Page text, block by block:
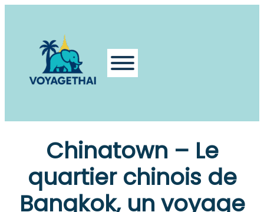
Chinatown – Le
quartier chinois de
Bangkok, un voyage